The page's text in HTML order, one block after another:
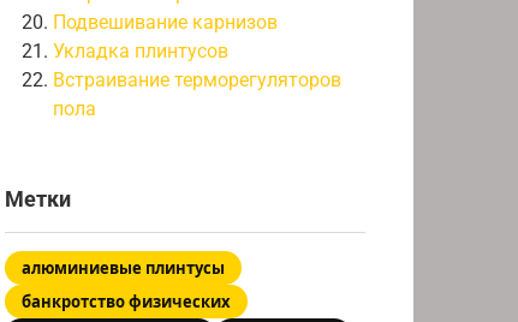
Подвешивание карнизов
Укладка плинтусов
Встраивание терморегуляторов
пола
Метки
алюминиевые плинтусы
банкротство физических